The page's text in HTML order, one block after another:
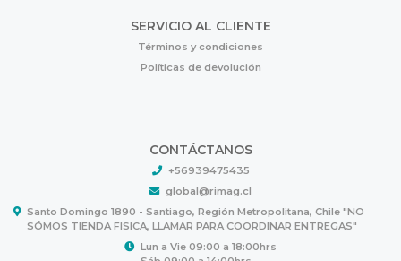
SERVICIO AL CLIENTE
Términos y condiciones
Políticas de devolución
CONTÁCTANOS
+56939475435
global@rimag.cl
Santo Domingo 1890 - Santiago, Región Metropolitana, Chile "NO
SÓMOS TIENDA FISICA, LLAMAR PARA COORDINAR ENTREGAS"
Lun a Vie 09:00 a 18:00hrs